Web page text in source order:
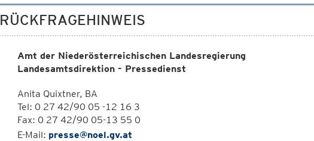
RÜCKFRAGEHINWEIS
Amt der Niederösterreichischen Landesregierung
Landesamtsdirektion - Pressedienst
Anita Quixtner, BA
Tel: 0 27 42/90 05 -12 16 3
Fax: 0 27 42/90 05-13 55 0
E-Mail: presse@noel.gv.at